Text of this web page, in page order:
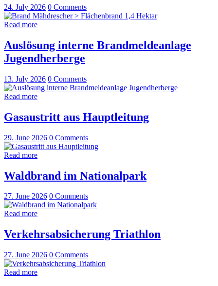
24. July 2026 0 Comments
Read more
Auslösung interne Brandmeldeanlage
Jugendherberge
13. July 2026 0 Comments
Read more
Gasaustritt aus Hauptleitung
29. June 2026 0 Comments
Read more
Waldbrand im Nationalpark
27. June 2026 0 Comments
Read more
Verkehrsabsicherung Triathlon
27. June 2026 0 Comments
Read more